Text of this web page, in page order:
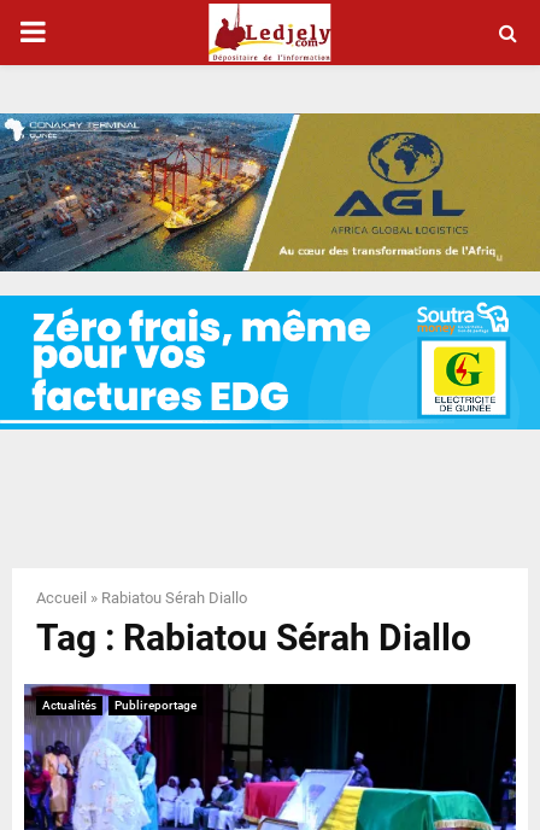
P
I
M
A
Y
N
U
Accueil » Rabiatou Sérah Diallo
Tag : Rabiatou Sérah Diallo
Actualités Publireportage